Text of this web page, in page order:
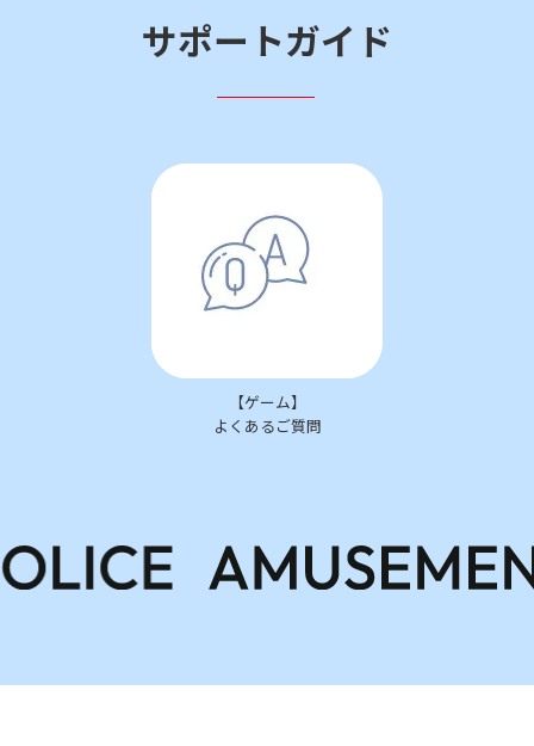
サポートガイド
【ゲーム】
よくあるご質問